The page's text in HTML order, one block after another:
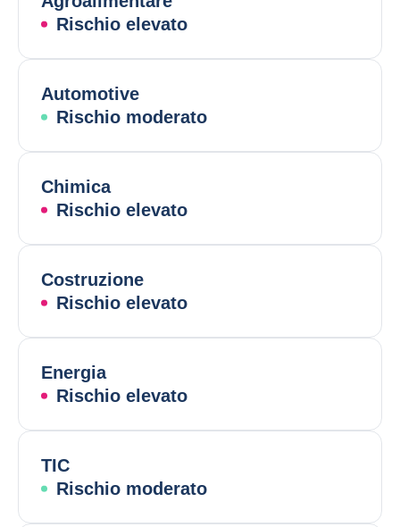
Rischio elevato
Automotive
Rischio moderato
Chimica
Rischio elevato
Costruzione
Rischio elevato
Energia
Rischio elevato
TIC
Rischio moderato